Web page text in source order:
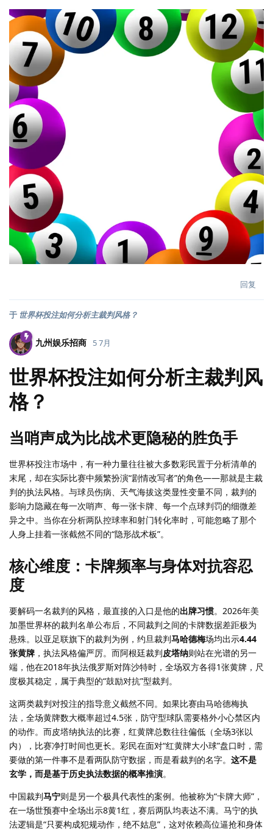
回复
于 世界杯投注如何分析主裁判风格？
九州娱乐招商 5 7月
世界杯投注如何分析主裁判风
格？
当哨声成为比战术更隐秘的胜负手
世界杯投注市场中，有一种力量往往被大多数彩民置于分析清单的
末尾，却在实际比赛中频繁扮演“剧情改写者”的角色——那就是主裁
判的执法风格。与球员伤病、天气海拔这类显性变量不同，裁判的
影响力隐藏在每一次哨声、每一张卡牌、每一个点球判罚的细微差
异之中。当你在分析两队控球率和射门转化率时，可能忽略了那个
人身上挂着一张截然不同的“隐形战术板”。
核心维度：卡牌频率与身体对抗容忍
度
要解码一名裁判的风格，最直接的入口是他的出牌习惯。2026年美
加墨世界杯的裁判名单公布后，不同裁判之间的卡牌数据差距极为
悬殊。以亚足联旗下的裁判为例，约旦裁判马哈德梅场均出示4.44
张黄牌 ，执法风格偏严厉。而阿根廷裁判皮塔纳则站在光谱的另一
端，他在2018年执法俄罗斯对阵沙特时，全场双方各得1张黄牌，尺
度极其稳定，属于典型的“鼓励对抗”型裁判。
这两类裁判对投注的指导意义截然不同。如果比赛由马哈德梅执
法，全场黄牌数大概率超过4.5张，防守型球队需要格外小心禁区内
的动作。而皮塔纳执法的比赛，红黄牌总数往往偏低（全场3张以
内），比赛净打时间也更长。彩民在面对“红黄牌大小球”盘口时，需
要做的第一件事不是看两队防守数据，而是看裁判的名字。 这不是
玄学，而是基于历史执法数据的概率推演。
中国裁判马宁则是另一个极具代表性的案例。他被称为“卡牌大师”，
在一场世预赛中全场出示8黄1红，赛后两队均表达不满。马宁的执
法逻辑是“只要构成犯规动作，绝不姑息”，这对依赖高位逼抢和身体